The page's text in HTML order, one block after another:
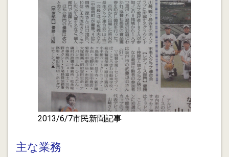
熟年起業 行政書士の地域テ゜ビューは簡単にできませ
2012.08.18
格付は事象ですぐ変わる
2012.08.14
サービサーの資金調達 新規ビジネスの資金調達を成功
2012.08.13
2012.08.12
2013/6/7市民新聞記事
主な業務